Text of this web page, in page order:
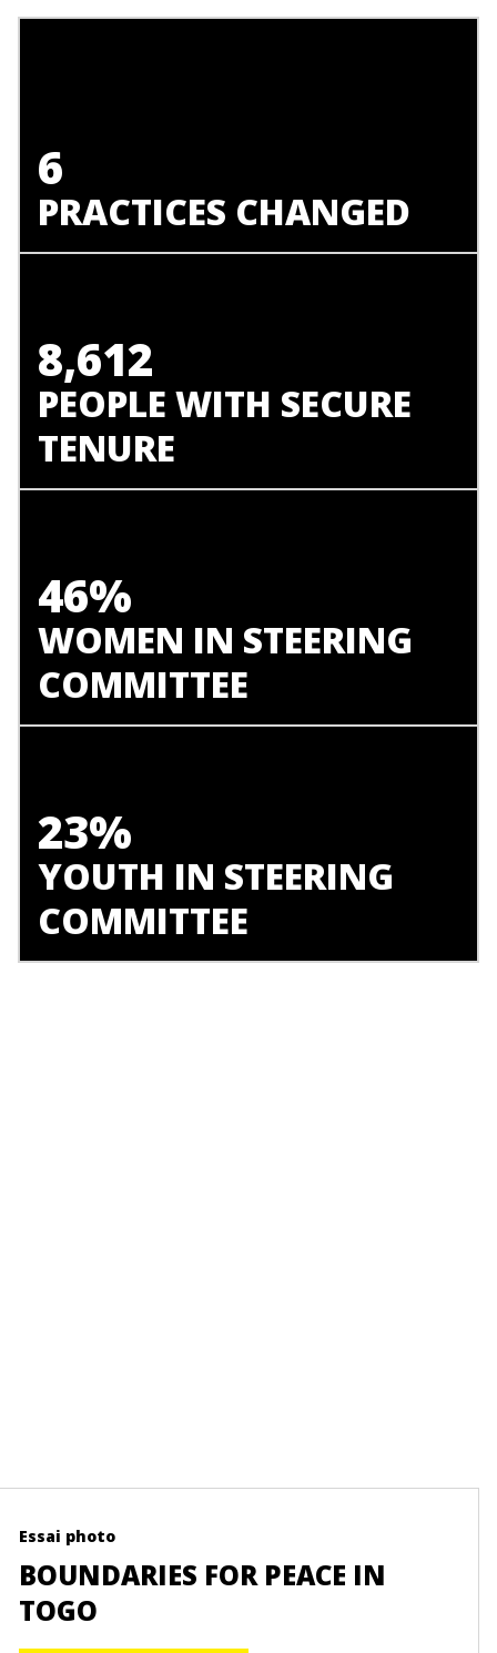
6
PRACTICES CHANGED
8,612
PEOPLE WITH SECURE
TENURE
46%
WOMEN IN STEERING
COMMITTEE
23%
YOUTH IN STEERING
COMMITTEE
Essai photo
BOUNDARIES FOR PEACE IN
TOGO